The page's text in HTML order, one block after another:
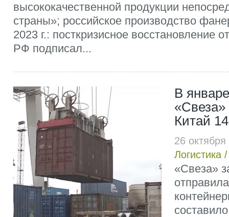
высококачественной продукции
страны»; российское производство
2023 г.: посткризисное восстановление
РФ подписал...
В
«Свеза»
Китай
26
Логистика
«Свеза»